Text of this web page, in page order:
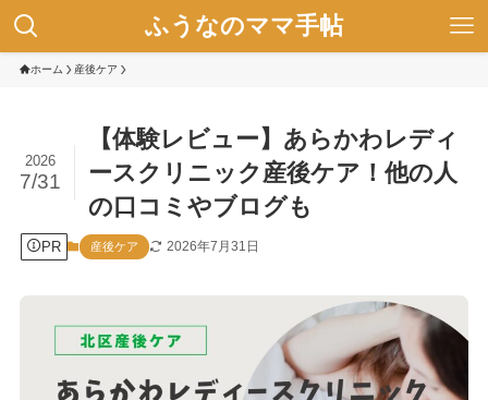
ふうなのママ手帖
ホーム 産後ケア
【体験レビュー】あらかわレディ
ースクリニック産後ケア！他の人
の口コミやブログも
2026
7/31
PR 産後ケア 2026年7月31日